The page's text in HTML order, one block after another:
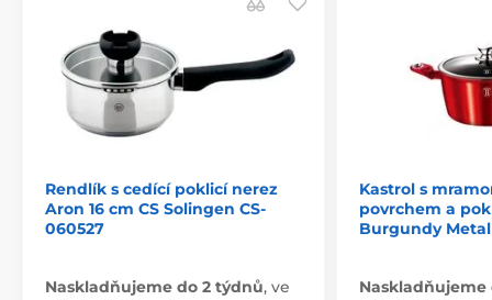
Rendlík s cedící poklicí nerez
Aron 16 cm CS Solingen CS-
060527
Naskladňujeme do 2 týdnů, ve
Kastrol s
povrchem a
Burgundy
Naskladňujeme